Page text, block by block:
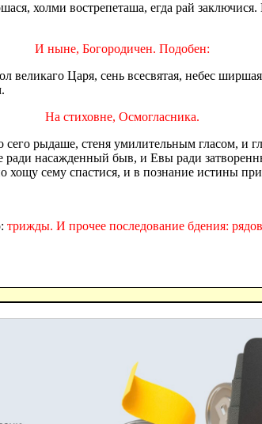
холми вострепеташа, егда рай
И ныне, Богородичен. Подобен:
великаго Царя, сень всесвятая, небес
На стиховне, Осмогласника.
рыдаше, стеня умилительным гласом, и
насажденный быв, и Евы ради
сему спастися, и в познание истины
трижды. И прочее последование бдения: